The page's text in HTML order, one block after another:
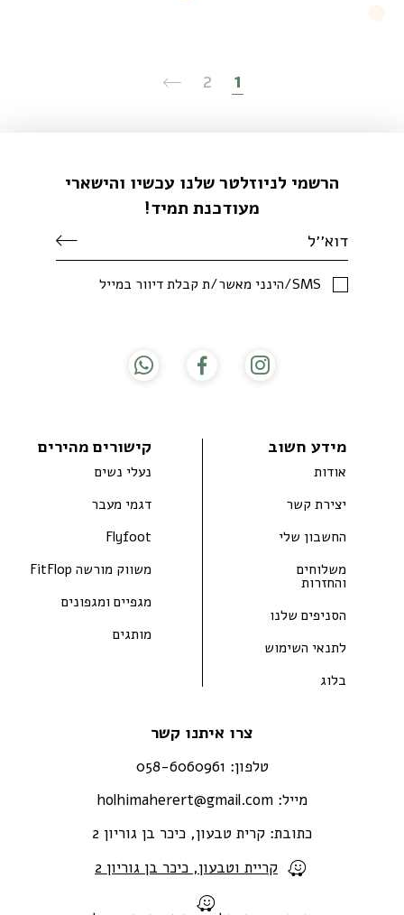
1
2
מידע חשוב
אודות
יצירת קשר
החשבון שלי
משלוחים
והחזרות
הסניפים שלנו
לתנאי השימוש
בלוג
קישורים מהירים
נעלי נשים
דגמי מעבר
Flyfoot
משווק מורשה FitFlop
מגפיים ומגפונים
מותגים
צרו איתנו קשר
טלפון: 058-6060961
מייל: holhimaherert@gmail.com
כתובת: קרית טבעון, כיכר בן גוריון 2
קריית וטבעון, כיכר בן גוריון 2
הרשמי לניוזלטר שלנו עכשיו והישארי
מעודכנת תמיד!
SMS/הינני מאשר/ת קבלת דיוור במייל